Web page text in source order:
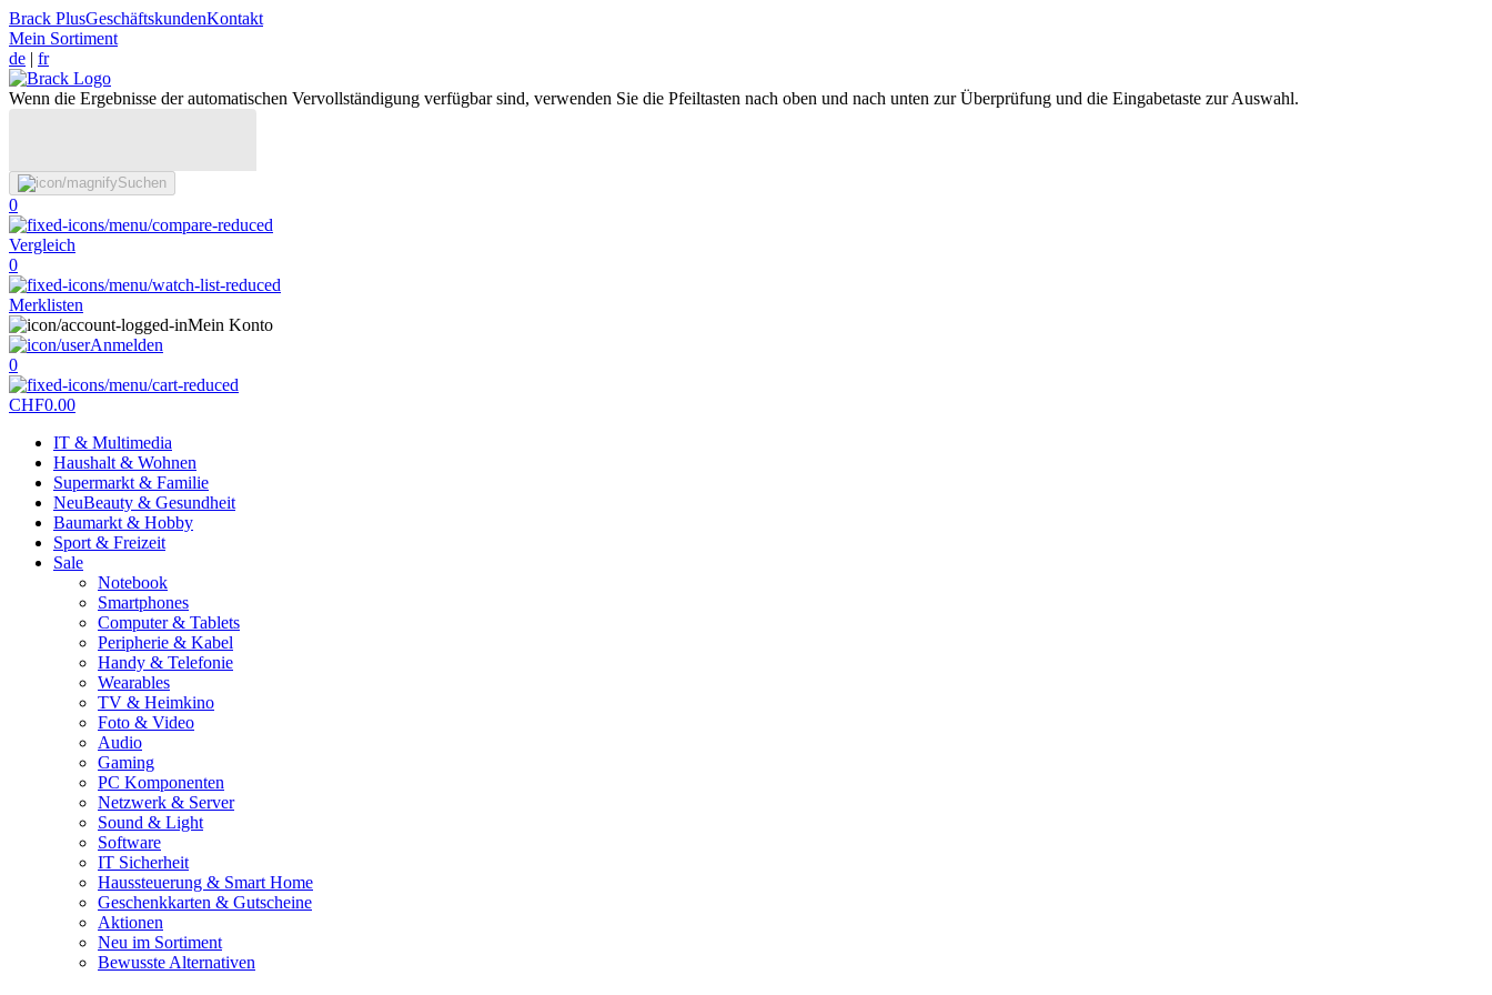
Brack PlusGeschäftskundenKontakt
Mein Sortiment
de | fr
Wenn die Ergebnisse der automatischen Vervollständigung verfügbar sind, verwenden Sie die Pfeiltasten nach oben und nach unten zur Überprüfung und die Eingabetaste zur Auswahl.
Suchen
0
Vergleich
0
Merklisten
Mein Konto
Anmelden
0
CHF0.00
IT & Multimedia
Haushalt & Wohnen
Supermarkt & Familie
NeuBeauty & Gesundheit
Baumarkt & Hobby
Sport & Freizeit
Sale
Notebook
Smartphones
Computer & Tablets
Peripherie & Kabel
Handy & Telefonie
Wearables
TV & Heimkino
Foto & Video
Audio
Gaming
PC Komponenten
Netzwerk & Server
Sound & Light
Software
IT Sicherheit
Haussteuerung & Smart Home
Geschenkkarten & Gutscheine
Aktionen
Neu im Sortiment
Bewusste Alternativen